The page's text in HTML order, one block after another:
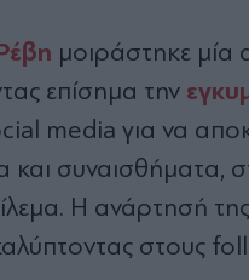
μοιράστηκε μία
επίσημα την
media για να
συναισθήματα,
Η ανάρτησή
στους